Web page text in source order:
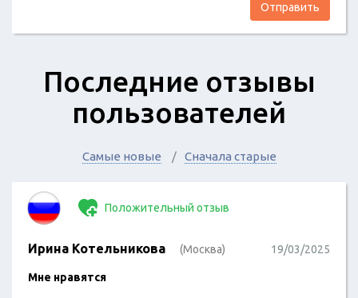
Отправить
Последние отзывы
пользователей
Самые новые Сначала старые
Положительный отзыв
Ирина Котельникова (Москва) 19/03/2025
Мне нравятся